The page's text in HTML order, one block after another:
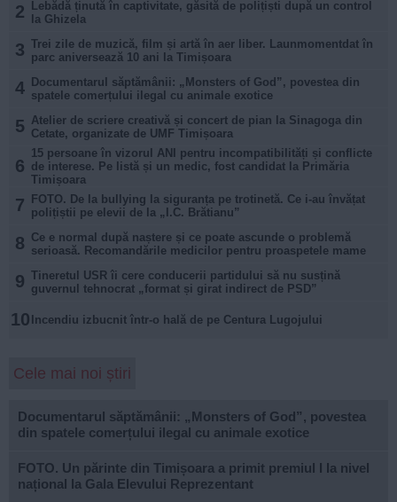
2
Lebădă ținută în captivitate, găsită de polițiști după un control
la Ghizela
3 Trei zile de muzică, film și artă în aer liber. Launmomentdat în
parc aniversează 10 ani la Timișoara
4
Documentarul săptămânii: „Monsters of God”, povestea din
spatele comerțului ilegal cu animale exotice
5 Atelier de scriere creativă și concert de pian la Sinagoga din
Cetate, organizate de UMF Timișoara
6
15 persoane în vizorul ANI pentru incompatibilități și conflicte
de interese. Pe listă și un medic, fost candidat la Primăria
Timișoara
7
FOTO. De la bullying la siguranța pe trotinetă. Ce i-au învățat
polițiștii pe elevii de la „I.C. Brătianu”
8 Ce e normal după naștere și ce poate ascunde o problemă
serioasă. Recomandările medicilor pentru proaspetele mame
9 Tineretul USR îi cere conducerii partidului să nu susțină
guvernul tehnocrat „format și girat indirect de PSD”
10 Incendiu izbucnit într-o hală de pe Centura Lugojului
Cele mai noi știri
Documentarul săptămânii: „Monsters of God”, povestea
din spatele comerțului ilegal cu animale exotice
FOTO. Un părinte din Timișoara a primit premiul I la nivel
național la Gala Elevului Reprezentant